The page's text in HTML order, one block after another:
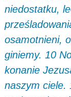
niedostatku,
osamotnieni,
giniemy. 10
konanie
naszym ciele.